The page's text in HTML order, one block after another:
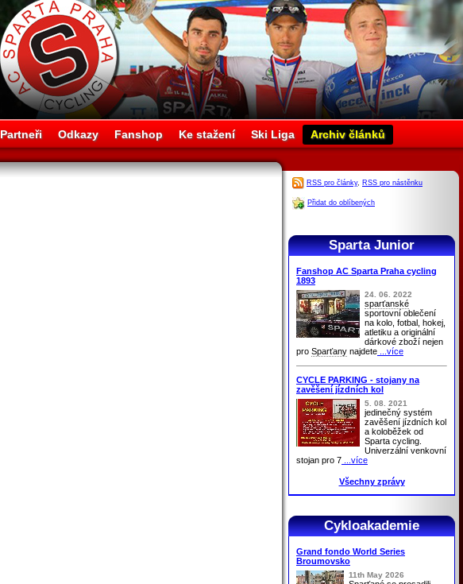
Partneři Odkazy Fanshop Ke stažení Ski Liga Archiv článků
RSS pro články, RSS pro nástěnku
Přidat do oblíbených
Sparta Junior
Fanshop AC Sparta Praha cycling
1893
24. 06. 2022
sparťanské
sportovní oblečení
na kolo, fotbal, hokej,
atletiku a originální
dárkové zboží nejen
pro Sparťany najdete ...více
CYCLE PARKING - stojany na
zavěšení jízdních kol
5. 08. 2021
jedinečný systém
zavěšení jízdních kol
a koloběžek od
Sparta cycling.
Univerzální venkovní
stojan pro 7 ...více
Všechny zprávy
Cykloakademie
Grand fondo World Series
Broumovsko
11th May 2026